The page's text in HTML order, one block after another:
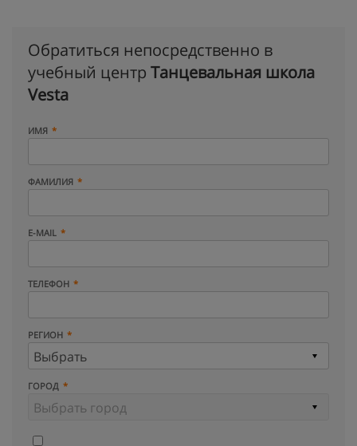
Обратиться непосредственно в
учебный центр Танцевальная школа
Vesta
ИМЯ
ФАМИЛИЯ
E-MAIL
ТЕЛЕФОН
РЕГИОН
ГОРОД